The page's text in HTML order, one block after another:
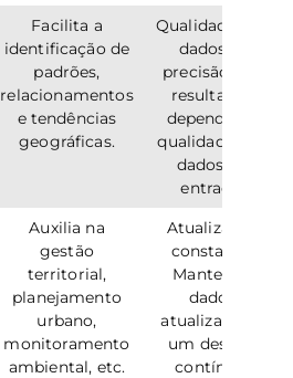
Facilita a
identificação de
padrões,
relacionamentos
e tendências
geográficas.
Qualidade dos
dados: A
precisão dos
resultados
depende da
qualidade dos
dados de
entrada.
Auxilia na
gestão
territorial,
planejamento
urbano,
monitoramento
ambiental, etc.
Atualização
constante:
Manter os
dados
atualizados é
um desafio
contínuo.